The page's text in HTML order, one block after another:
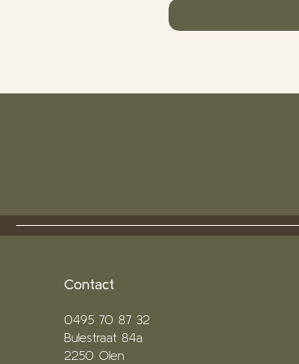
Contact
0495 70 87 32
Bulestraat 84a
2250 Olen